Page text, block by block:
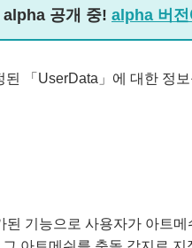
alpha 공개 중! alpha 버전
「UserData」에 대한 정
된 기능으로 사용자가 아트